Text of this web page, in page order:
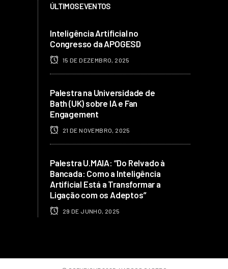
ÚLTIMOS EVENTOS
Inteligência Artificial no
Congresso da APOGESD
15 DE DEZEMBRO, 2025
Palestra na Universidade de
Bath (UK) sobre IA e Fan
Engagement
21 DE NOVEMBRO, 2025
Palestra U.MAIA: “Do Relvado à
Bancada: Como a Inteligência
Artificial Está a Transformar a
Ligação com os Adeptos”
29 DE JUNHO, 2025